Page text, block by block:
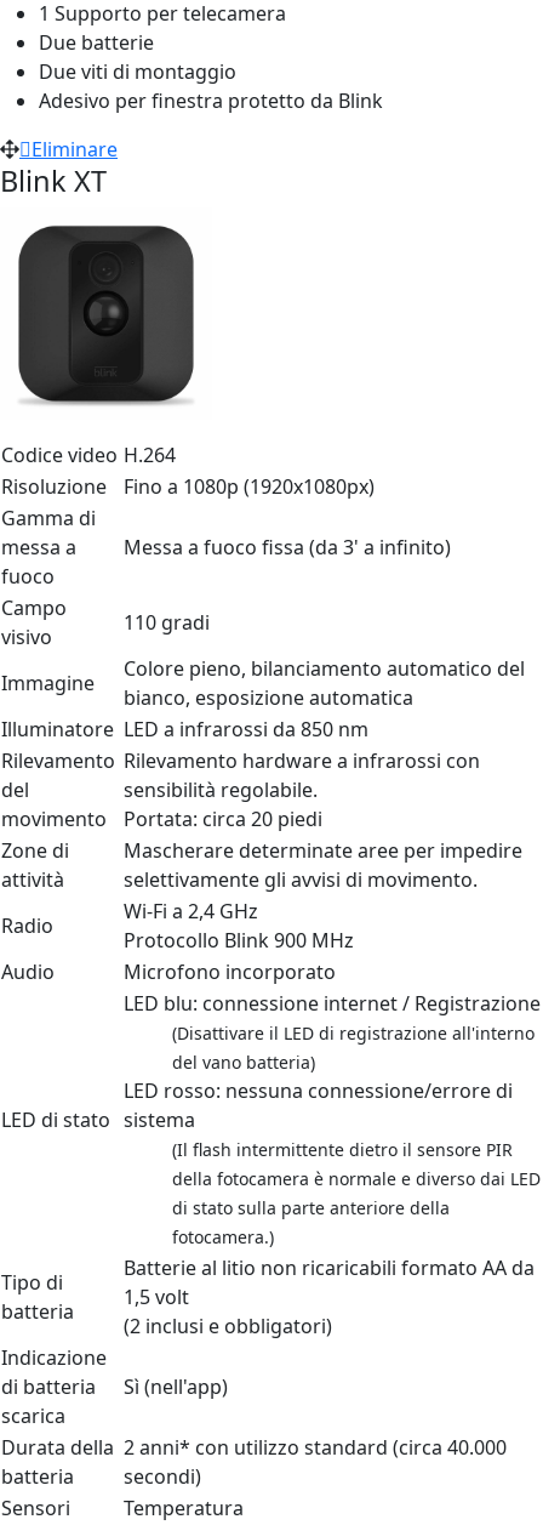
1 Supporto per telecamera
Due batterie
Due viti di montaggio
Adesivo per finestra protetto da Blink
Eliminare
Blink XT
Codice video H.264
Risoluzione
Fino a 1080p (1920x1080px)
Gamma di
messa a
fuoco
Messa a fuoco fissa (da 3' a infinito)
Campo
visivo
110 gradi
Immagine
Colore pieno, bilanciamento automatico del
bianco, esposizione automatica
Illuminatore LED a infrarossi da 850 nm
Rilevamento
del
movimento
Rilevamento hardware a infrarossi con
sensibilità regolabile.
Portata: circa 20 piedi
Zone di
attività
Mascherare determinate aree per impedire
selettivamente gli avvisi di movimento.
Radio
Wi-Fi a 2,4 GHz
Protocollo Blink 900 MHz
Audio
Microfono incorporato
LED di stato
LED blu: connessione internet / Registrazione
(Disattivare il LED di registrazione all'interno
del vano batteria)
LED rosso: nessuna connessione/errore di
sistema
(Il flash intermittente dietro il sensore PIR
della fotocamera è normale e diverso dai LED
di stato sulla parte anteriore della
fotocamera.)
Tipo di
batteria
Batterie al litio non ricaricabili formato AA da
1,5 volt
(2 inclusi e obbligatori)
Indicazione
di batteria
scarica
Sì (nell'app)
Durata della
batteria
2 anni* con utilizzo standard (circa 40.000
secondi)
Sensori
Temperatura